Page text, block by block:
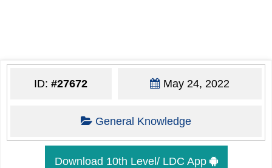
ID:#27672 May 24, 2022
General Knowledge
Download 10th Level/ LDC App